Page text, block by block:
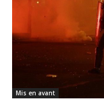
Mis en avant